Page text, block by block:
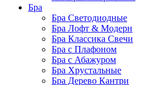
Бра
Бра Светодиодные
Бра Лофт & Модерн
Бра Классика Свечи
Бра с Плафоном
Бра с Абажуром
Бра Хрустальные
Бра Дерево Кантри